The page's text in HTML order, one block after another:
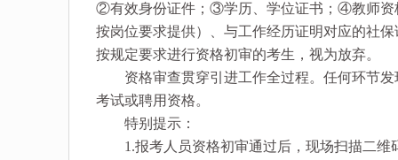
②有效身份证件；③学历、学位证书；④教师资
按岗位要求提供）、与工作经历证明对应的社
按规定要求进行资格初审的考生，视为放弃。
资格审查贯穿引进工作全过程。任何环节发
考试或聘用资格。
特别提示：
1.报考人员资格初审通过后，现场扫描二维